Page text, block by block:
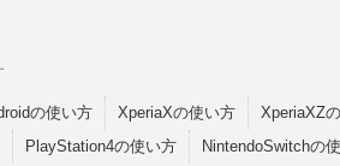
の使い方 XperiaXの使い方 XperiaXZ
PlayStation4の使い方 NintendoSwitchの